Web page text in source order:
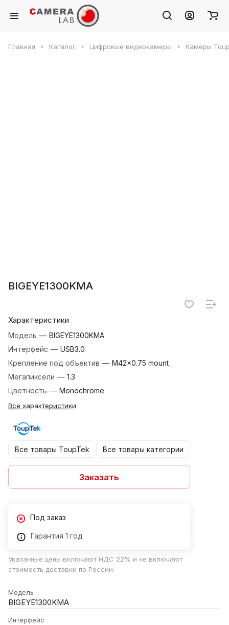
Главная Каталог Цифровые видеокамеры Камеры
BIGEYE1300KMA
Характеристики
Модель — BIGEYE1300KMA
Интерфейс — USB3.0
Крепление под объектив — M42×0.75 mount
Мегапиксели — 1.3
Цветность — Monochrome
Все характеристики
Все товары ToupTek Все товары категории
Заказать
Под заказ
Гарантия 1 год
Указанные цены включают НДС 22% и не включают
стоимость доставки по России.
Модель
BIGEYE1300KMA
Интерфейс